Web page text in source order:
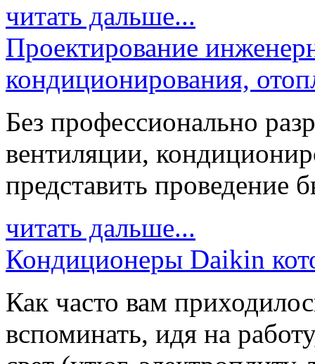
читать дальше...
Проектирование
кондиционирования,
Без профессионально
вентиляции,
представить проведение
читать дальше...
Кондиционеры Daikin
Как часто вам
вспоминать, идя на